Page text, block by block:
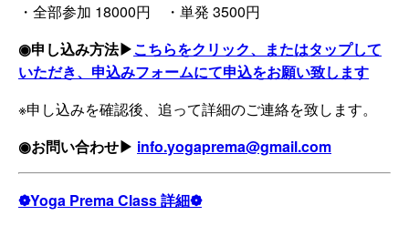
・全部参加 18000円 ・単発 3500円
◉申し込み方法▶こちらをクリック、またはタップして
いただき、申込みフォームにて申込をお願い致します
※申し込みを確認後、追って詳細のご連絡を致します。
◉お問い合わせ▶ info.yogaprema@gmail.com
❁Yoga Prema Class 詳細❁